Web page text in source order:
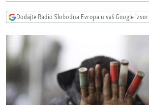
pretragu
FOTOGALERIJE
INFOGRAFIKE
PODCASTI
RAT U UKRAJINI
KINA NA BALKANU
RSE PRIČE IZ SVIJETA
ISPRIČAJ MI
DNEVNO@RSE
Dodajte Radio Slobodna Evropa u vaš Google izvor